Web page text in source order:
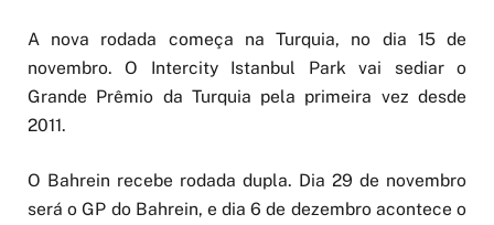
A nova rodada começa na Turquia, no dia 15 de
novembro. O Intercity Istanbul Park vai sediar o
Grande Prêmio da Turquia pela primeira vez desde
2011.
O Bahrein recebe rodada dupla. Dia 29 de novembro
será o GP do Bahrein, e dia 6 de dezembro acontece o